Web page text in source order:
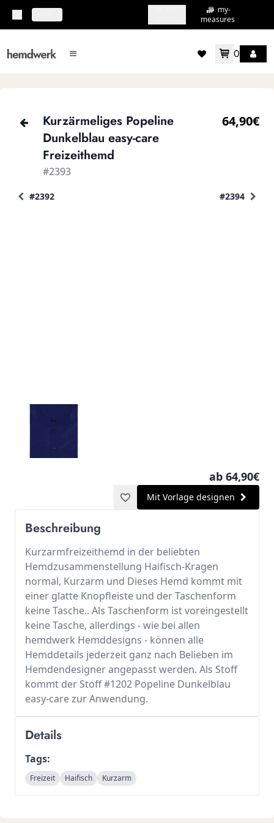
my-
measures
mainMenu.menu 0
Kurzärmeliges Popeline
Dunkelblau easy-care
Freizeithemd
#2393
64,90€
#2392 #2394
ab 64,90€
Mit Vorlage designen
Beschreibung
Kurzarmfreizeithemd in der beliebten
Hemdzusammenstellung Haifisch-Kragen
normal, Kurzarm und Dieses Hemd kommt mit
einer glatte Knopfleiste und der Taschenform
keine Tasche.. Als Taschenform ist voreingestellt
keine Tasche, allerdings - wie bei allen
hemdwerk Hemddesigns - können alle
Hemddetails jederzeit ganz nach Belieben im
Hemdendesigner angepasst werden. Als Stoff
kommt der Stoff #1202 Popeline Dunkelblau
easy-care zur Anwendung.
Details
Tags:
Freizeit Haifisch Kurzarm